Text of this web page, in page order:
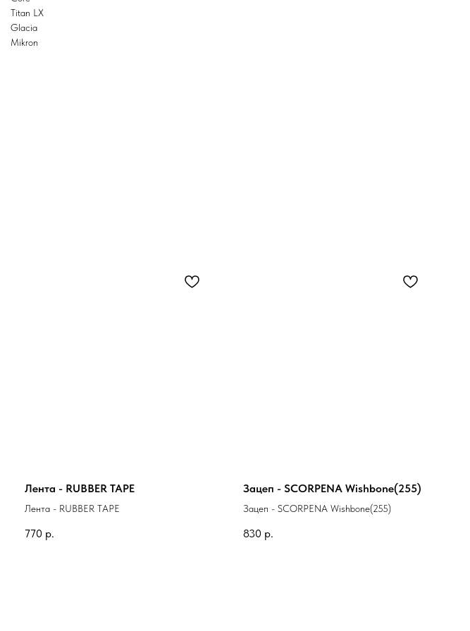
Titan LX
Glacia
Mikron
Лента - RUBBER TAPE
Лента - RUBBER TAPE
770 р.
Зацеп - SCORPENA Wishbone(255)
Зацеп - SCORPENA Wishbone(255)
830 р.